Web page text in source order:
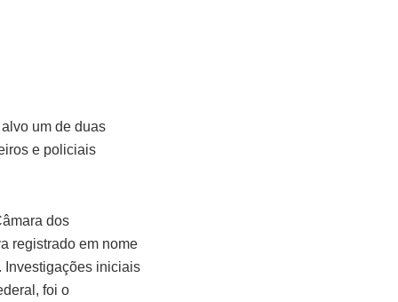
um de duas
e policiais
dos
registrado em nome
Investigações iniciais
foi o